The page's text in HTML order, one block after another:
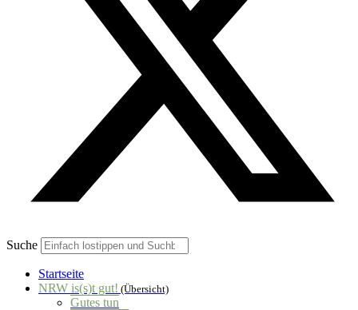
Suche
Startseite
NRW is(s)t gut! (Übersicht)
Gutes tun